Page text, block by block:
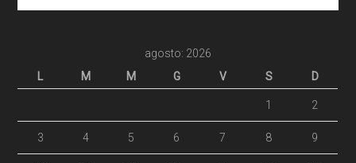
agosto: 2026
L
M M G V S D
1 2
3 4 5 6 7 8 9